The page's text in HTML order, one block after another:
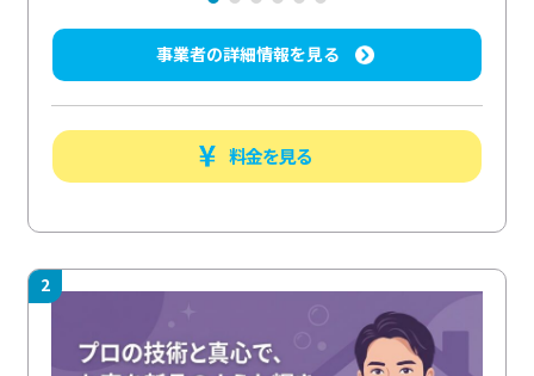
事業者の詳細情報を見る
料金を見る
2